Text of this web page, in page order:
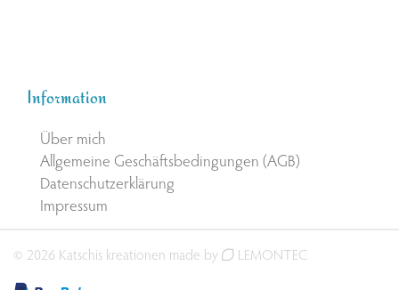
Information
Über mich
Allgemeine Geschäftsbedingungen (AGB)
Datenschutzerklärung
Impressum
© 2026 Katschis kreationen made by LEMONTEC